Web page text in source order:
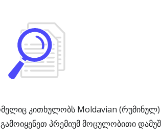
კითხულობს Moldavian (რუმინულ)
პრემიუმ მოცულობითი